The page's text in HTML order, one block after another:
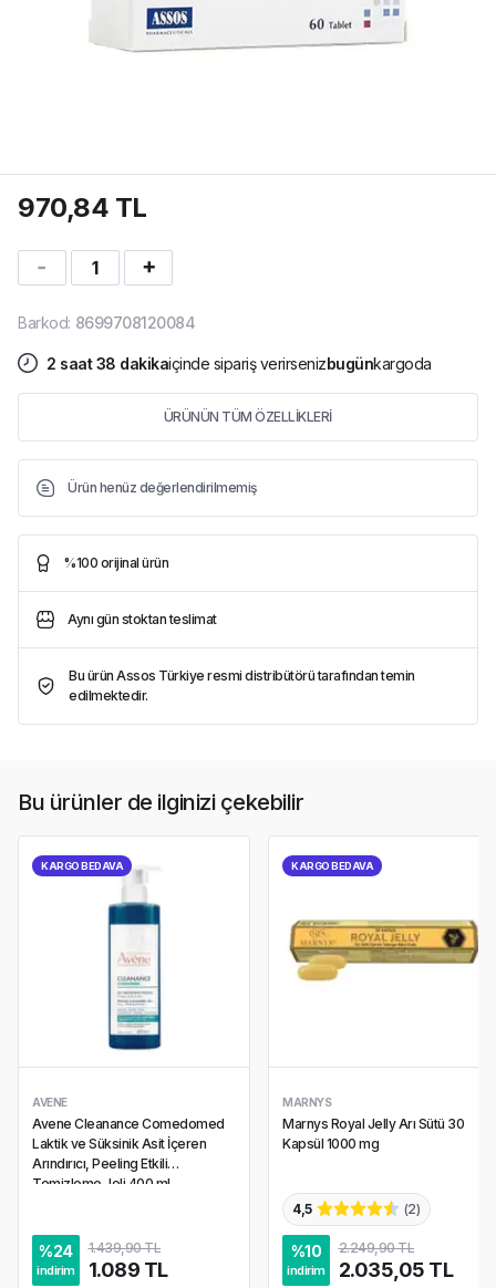
970,84 TL
1
Barkod: 8699708120084
2 saat 38 dakikaiçinde sipariş verirsenizbugünkargoda
ÜRÜNÜN TÜM ÖZELLİKLERİ
Ürün henüz değerlendirilmemiş
%100 orijinal ürün
Aynı gün stoktan teslimat
Bu ürün Assos Türkiye resmi distribütörü tarafından temin
edilmektedir.
Bu ürünler de ilginizi çekebilir
KARGO BEDAVA
AVENE
Avene Cleanance Comedomed
Laktik ve Süksinik Asit İçeren
Arındırıcı, Peeling Etkili
Temizleme Jeli 400 ml
%24
indirim
1.439,90 TL
1.089 TL
KARGO BEDAVA
MARNYS
Marnys Royal Jelly Arı Sütü 30
Kapsül 1000 mg
4,5 (2)
%10
indirim
2.249,90 TL
2.035,05 TL